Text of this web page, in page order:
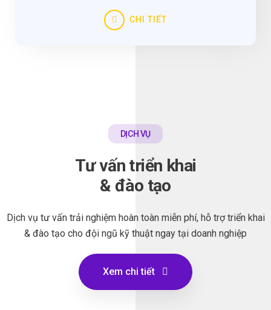
CHI TIẾT
DỊCH VỤ
Tư vấn triển khai
& đào tạo
Dịch vụ tư vấn trải nghiệm hoàn toàn miễn phí, hỗ trợ triển khai
& đào tạo cho đội ngũ kỹ thuật ngay tại doanh nghiệp
Xem chi tiết